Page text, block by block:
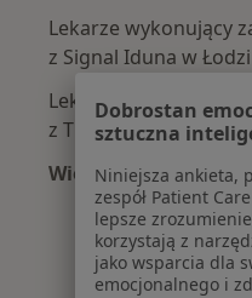
Lekarze wykonujący
z Signal Iduna w Łodzi
Lekarze wykonujący
z TU Zdrowie w Łodzi
Więcej (2)
Więcej w
Dobrostan
sztuczna
Niniejsza ankieta,
zespół Patient
lepsze
korzystają z
jako wsparcia dla
emocjonalnego i